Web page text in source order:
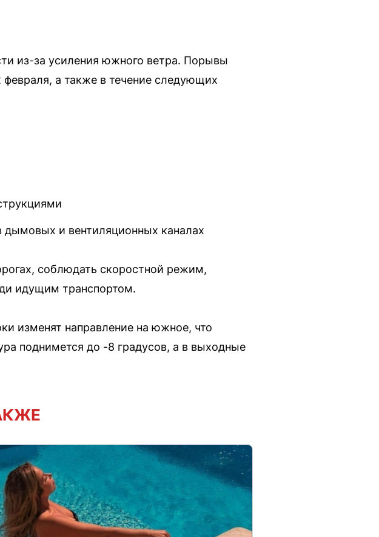
из-за усиления южного ветра. Порывы
а также в течение следующих
дымовых и вентиляционных каналах
соблюдать скоростной режим,
идущим транспортом.
изменят направление на южное, что
поднимется до -8 градусов, а в выходные